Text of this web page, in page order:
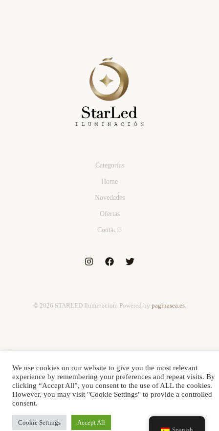
Categorías
Home
Novedades
Ofertas
Contacto
© 2026 STARLED Iluminacion. Powered by paginasea.es.
We use cookies on our website to give you the most relevant
experience by remembering your preferences and repeat visits. By
clicking “Accept All”, you consent to the use of ALL the cookies.
However, you may visit "Cookie Settings" to provide a controlled
consent.
Cookie Settings Accept All